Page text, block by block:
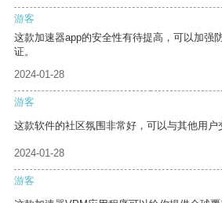
游客
这款加速器app的安全性有待提高，可以加强
证。
2024-01-28
游客
这款软件的社区氛围非常好，可以与其他用户
2024-01-28
游客